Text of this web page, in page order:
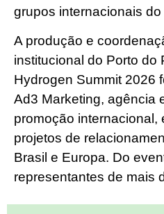
grupos internacionais
A produção e
institucional do Porto do
Hydrogen Summit 2026
Ad3 Marketing, agência
promoção internacional,
projetos de
Brasil e Europa. Do
representantes de mais